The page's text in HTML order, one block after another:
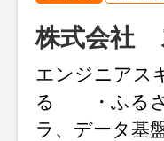
株式会社
エンジニアス
る ・ふるさ
ラ、データ基